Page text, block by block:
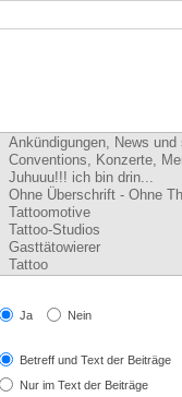
Ja Nein
Betreff und Text der Beiträge
Nur im Text der Beiträge